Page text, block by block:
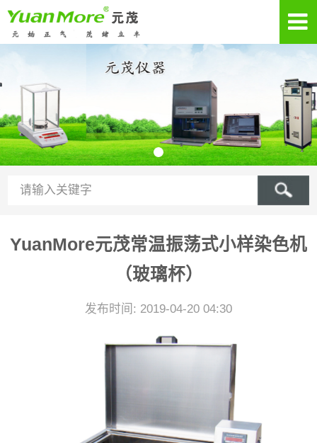
YuanMore元茂常温振荡式小样染色机
（玻璃杯）
发布时间: 2019-04-20 04:30